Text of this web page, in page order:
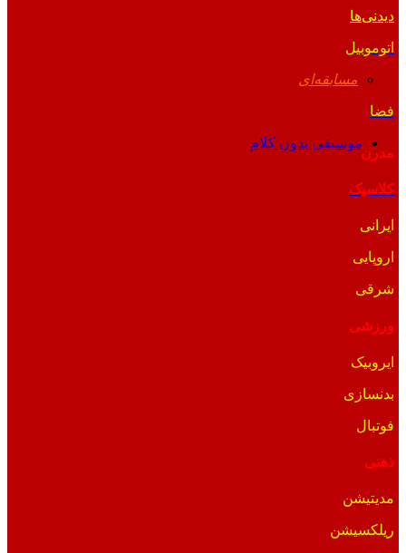
دیدنی‌ها
اتوموبیل
مسابقه‌ای
فضا
موسیقی بدون کلام
مدرن
کلاسیک
ایرانی
اروپایی
شرقی
ورزشی
ایروبیک
بدنسازی
فوتبال
ذهنی
مدیتیشن
ریلکسیشن